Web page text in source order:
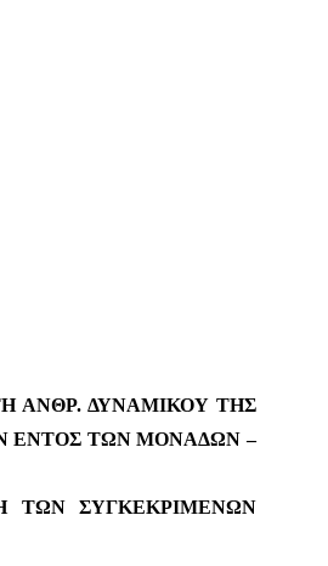
ΑΝΘΡ. ΔΥΝΑΜΙΚΟΥ ΤΗΣ
ΕΝΤΟΣ ΤΩΝ ΜΟΝΑΔΩΝ –
ΤΩΝ ΣΥΓΚΕΚΡΙΜΕΝΩΝ